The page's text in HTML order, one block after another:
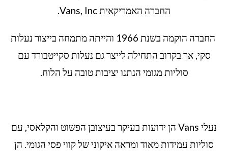
החברה האמריקאית Vans, Inc.
החברה הוקמה בשנת 1966 והייתה מתמחה בייצור נעלות
סקי, אך בקרוב התחילה לייצר גם נעלות סקייטבורד עם
סוליות מגומי הנתנו יציבות טובה על הלוח.
נעלי Vans הן ידועות בעיקר בעיצובן הפשוט והקלאסי, עם
סוליות עמידות מאוד ומראה איקוני של קווי פסי הגומי. הן